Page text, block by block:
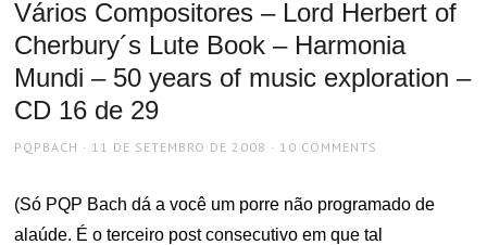
Vários Compositores – Lord Herbert of
Cherbury´s Lute Book – Harmonia
Mundi – 50 years of music exploration –
CD 16 de 29
AUTHOR
PQPBACH
POSTED
11 DE SETEMBRO DE 2008 10 COMMENTS
(Só PQP Bach dá a você um porre não programado de
alaúde. É o terceiro post consecutivo em que tal